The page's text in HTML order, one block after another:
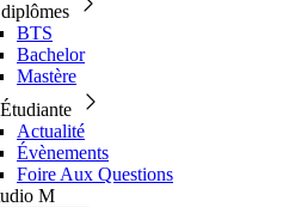
BTS
Bachelor
Mastère
Actualité
Évènements
Foire Aux Questions
M